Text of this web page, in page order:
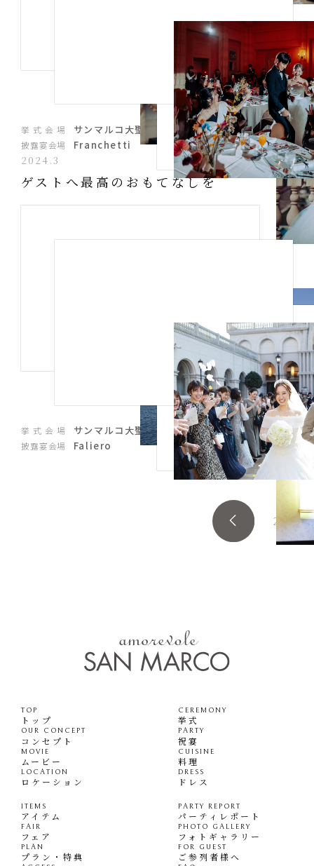
挙式会場 サンマルコ大聖堂
披露宴会場
Franchetti
2024.3
ゲストへ最高のおもてなしを
挙式会場 サンマルコ大聖堂
披露宴会場 Faliero
2/2
TOP
トップ
OUR CONCEPT
コンセプト
MOVIE
ムービー
LOCATION
ロケーション
CEREMONY
挙式
PARTY
祝宴
CUISINE
料理
DRESS
ドレス
ITEMS
アイテム
FAIR
フェア
PLAN
プラン・特典
PARTY REPORT
パーティレポート
PHOTO GALLERY
フォトギャラリー
FOR GUEST
ご参列者様へ